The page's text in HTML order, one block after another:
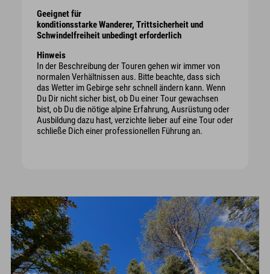
Geeignet für
konditionsstarke Wanderer, Trittsicherheit und
Schwindelfreiheit unbedingt erforderlich
Hinweis
In der Beschreibung der Touren gehen wir immer von
normalen Verhältnissen aus. Bitte beachte, dass sich
das Wetter im Gebirge sehr schnell ändern kann. Wenn
Du Dir nicht sicher bist, ob Du einer Tour gewachsen
bist, ob Du die nötige alpine Erfahrung, Ausrüstung oder
Ausbildung dazu hast, verzichte lieber auf eine Tour oder
schließe Dich einer professionellen Führung an.